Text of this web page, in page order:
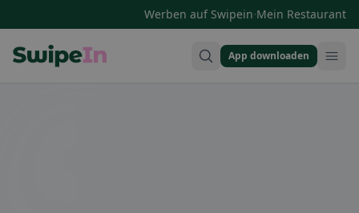
Werben auf Swipein·Mein Restaurant
App downloaden